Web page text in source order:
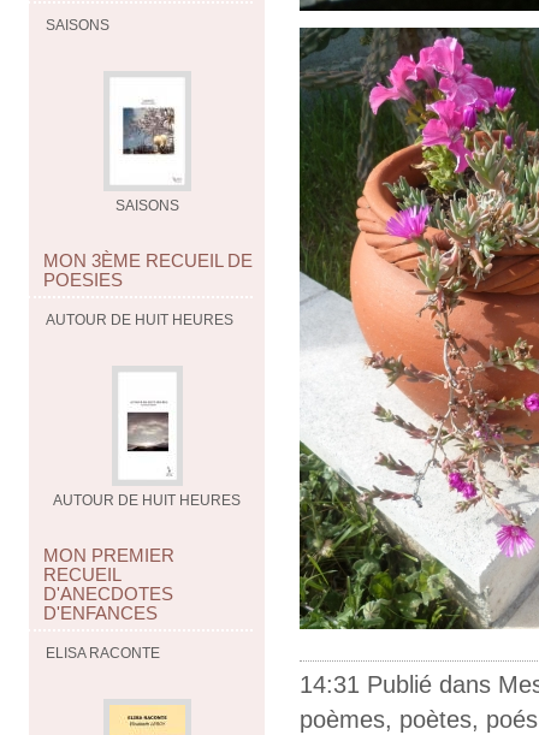
SAISONS
SAISONS
MON 3ÈME RECUEIL DE
POESIES
AUTOUR DE HUIT HEURES
AUTOUR DE HUIT HEURES
MON PREMIER
RECUEIL
D'ANECDOTES
D'ENFANCES
ELISA RACONTE
14:31 Publié dans
poèmes, poètes,